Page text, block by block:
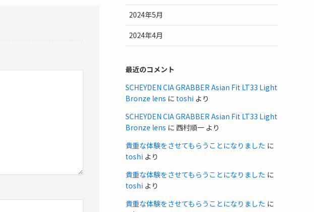
2024年5月
2024年4月
最近のコメント
SCHEYDEN CIA GRABBER Asian Fit LT33 Light
Bronze lens に toshi より
SCHEYDEN CIA GRABBER Asian Fit LT33 Light
Bronze lens に 西村順一 より
貴重な体験をさせてもらうことになりました に
toshi より
貴重な体験をさせてもらうことになりました に
toshi より
貴重な体験をさせてもらうことになりました に